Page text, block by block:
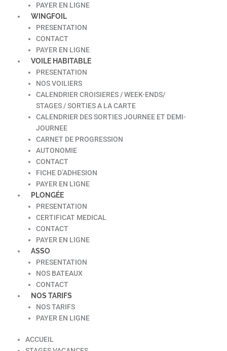
PAYER EN LIGNE
WINGFOIL
PRESENTATION
CONTACT
PAYER EN LIGNE
VOILE HABITABLE
PRESENTATION
NOS VOILIERS
CALENDRIER CROISIERES / WEEK-ENDS/
STAGES / SORTIES A LA CARTE
CALENDRIER DES SORTIES JOURNEE ET DEMI-
JOURNEE
CARNET DE PROGRESSION
AUTONOMIE
CONTACT
FICHE D’ADHESION
PAYER EN LIGNE
PLONGÉE
PRESENTATION
CERTIFICAT MEDICAL
CONTACT
PAYER EN LIGNE
ASSO
PRESENTATION
NOS BATEAUX
CONTACT
NOS TARIFS
NOS TARIFS
PAYER EN LIGNE
ACCUEIL